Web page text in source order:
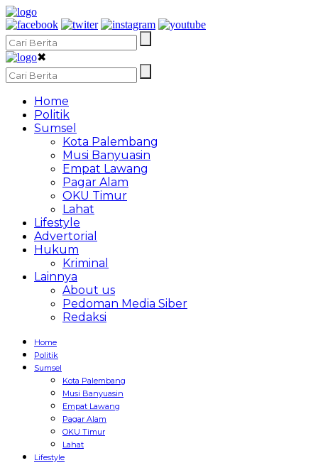
✖
Home
Politik
Sumsel
Kota Palembang
Musi Banyuasin
Empat Lawang
Pagar Alam
OKU Timur
Lahat
Lifestyle
Advertorial
Hukum
Kriminal
Lainnya
About us
Pedoman Media Siber
Redaksi
Home
Politik
Sumsel
Kota Palembang
Musi Banyuasin
Empat Lawang
Pagar Alam
OKU Timur
Lahat
Lifestyle